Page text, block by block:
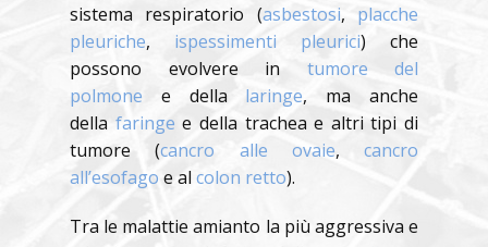
sistema respiratorio (asbestosi, placche
pleuriche, ispessimenti pleurici) che
possono evolvere in tumore del
polmone e della laringe, ma anche
della faringe e della trachea e altri tipi di
tumore (cancro alle ovaie, cancro
all’esofago e al colon retto).
Tra le malattie amianto la più aggressiva e